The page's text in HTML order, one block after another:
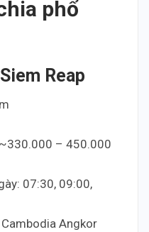
phổ
Reap
– 450.000
07:30, 09:00,
Angkor